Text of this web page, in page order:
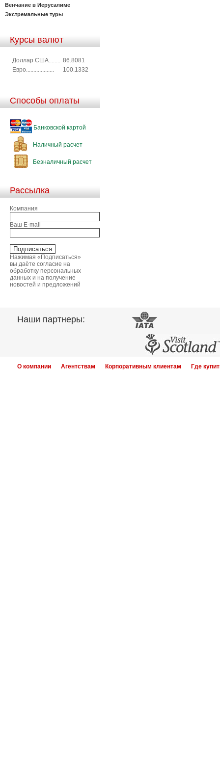
Венчание в Иерусалиме
Экстремальные туры
Курсы валют
Доллар США........ 86.8081
Евро...................
100.1332
Способы оплаты
Банковской картой
Наличный расчет
Безналичный расчет
Рассылка
Компания
Ваш E-mail
Нажимая «Подписаться»
вы даёте согласие на
обработку персональных
данных и на получение
новостей и предложений
Наши партнеры:
О компании Агентствам Корпоративным клиентам Где